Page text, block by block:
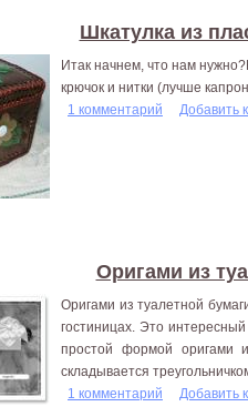
Шкатулка из
Итак начнем, что нам
крючок и нитки (лучше
1 комментарий
Добавить
Оригами из
Оригами из туалетной
гостиницах. Это
простой формой оригами
складывается
1 комментарий
Добавить